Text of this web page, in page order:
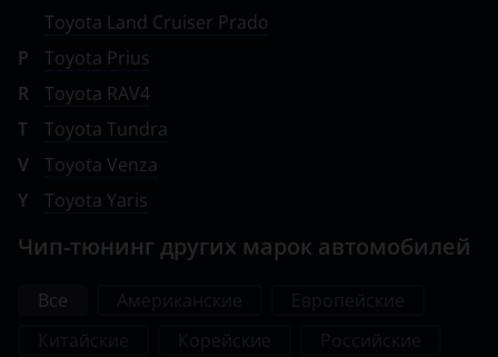
Toyota Land Cruiser Prado
P
Toyota Prius
R
Toyota RAV4
T
Toyota Tundra
V
Toyota Venza
Y
Toyota Yaris
Чип-тюнинг других марок автомобилей
Все